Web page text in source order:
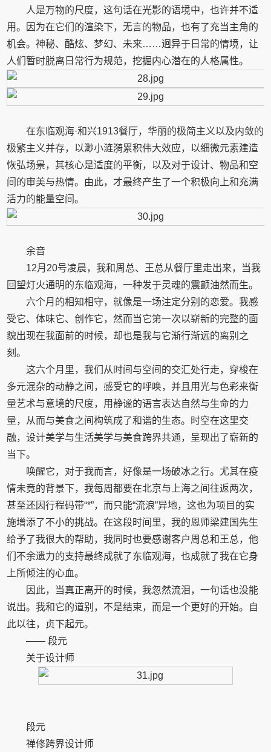
人是万物的尺度，这句话在光影的语境中，也许并不适
用。因为在它们的渲染下，无言的物品，也有了充当主角的
机会。神秘、酷炫、梦幻、未来……迥异于日常的情境，让
人们暂时脱离日常行为规范，挖掘内心潜在的人格属性。
在东临观海·和兴1913餐厅，华丽的极简主义以及内敛的
极繁主义并存，以渺小涟漪累积伟大效应，以细微元素建造
恢弘场景，其核心是适度的平衡，以及对于设计、物品和空
间的审美与热情。由此，才最终产生了一个积极向上和充满
活力的能量空间。
余音
12月20号凌晨，我和周总、王总从餐厅里走出来，当我
回望灯火通明的东临观海，一种发于灵魂的震颤油然而生。
六个月的相知相守，就像是一场注定分别的恋爱。我感
受它、体味它、创作它，然而当它第一次以崭新的完整的面
貌出现在我面前的时候，却也是我与它渐行渐远的离别之
刻。
这六个月里，我们从时间与空间的交汇处行走，穿梭在
多元混杂的动静之间，感受它的呼唤，并且用光与色彩来衡
量艺术与意境的尺度，用静谧的语言表达自然与生命的力
量，从而与美食之间构筑成了和谐的生态。时空在这里交
融，设计美学与生活美学与美食跨界共通，呈现出了崭新的
当下。
唤醒它，对于我而言，好像是一场破冰之行。尤其在疫
情未竟的背景下，我每周都要在北京与上海之间往返两次，
甚至还因行程码带“*”，而只能“流浪”异地，这也为项目的实
施增添了不小的挑战。在这段时间里，我的恩师梁建国先生
给予了我很大的帮助，我同时也要感谢客户周总和王总，他
们不余遗力的支持最终成就了东临观海，也成就了我在它身
上所倾注的心血。
因此，当真正离开的时候，我忽然流泪，一句话也没能
说出。我和它的道别，不是结束，而是一个更好的开始。自
此以往，贞下起元。
—— 段元
关于设计师
段元
禅修跨界设计师